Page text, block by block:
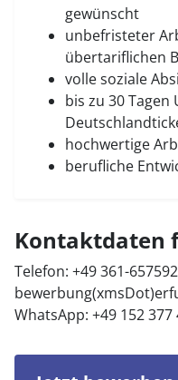
gewünscht
unbefristeter
übertariflichen
volle soziale
bis zu 30
hochwertige
berufliche
Kontaktdaten
Telefon: +49 361-
WhatsApp: +49 152 377